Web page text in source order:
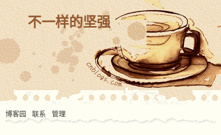
不一样的坚强
博客园 联系 管理